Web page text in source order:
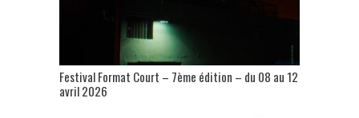
Festival Format Court – 7ème édition – du 08 au 12
avril 2026